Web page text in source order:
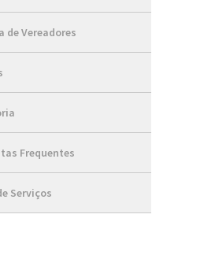
de Vereadores
Frequentes
Serviços